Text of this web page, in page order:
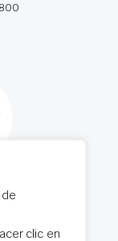
clic en